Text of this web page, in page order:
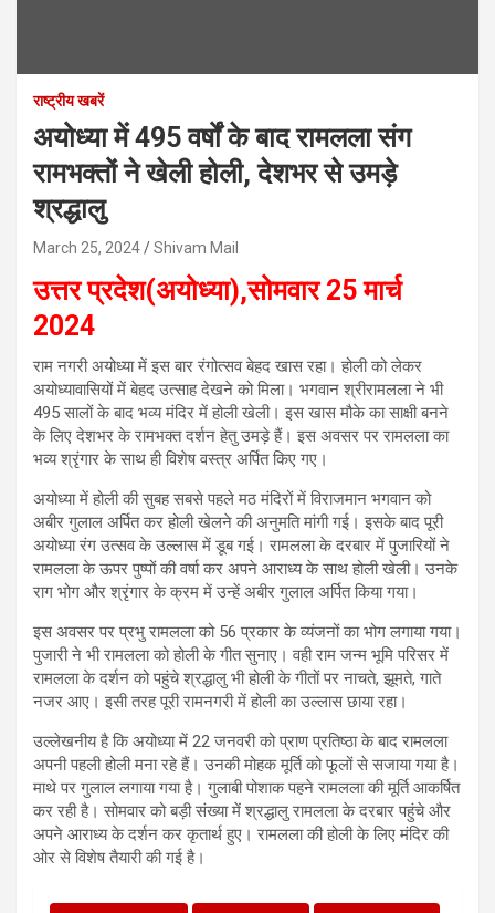
राष्ट्रीय खबरें
अयोध्या में 495 वर्षों के बाद रामलला संग
रामभक्तों ने खेली होली, देशभर से उमड़े
श्रद्धालु
March 25, 2024 Shivam Mail
उत्तर प्रदेश(अयोध्या),सोमवार 25 मार्च
2024
राम नगरी अयोध्या में इस बार रंगोत्सव बेहद खास रहा। होली को लेकर
अयोध्यावासियों में बेहद उत्साह देखने को मिला। भगवान श्रीरामलला ने भी
495 सालों के बाद भव्य मंदिर में होली खेली। इस खास मौके का साक्षी बनने
के लिए देशभर के रामभक्त दर्शन हेतु उमड़े हैं। इस अवसर पर रामलला का
भव्य श्रृंगार के साथ ही विशेष वस्त्र अर्पित किए गए।
अयोध्या में होली की सुबह सबसे पहले मठ मंदिरों में विराजमान भगवान को
अबीर गुलाल अर्पित कर होली खेलने की अनुमति मांगी गई। इसके बाद पूरी
अयोध्या रंग उत्सव के उल्लास में डूब गई। रामलला के दरबार में पुजारियों ने
रामलला के ऊपर पुष्पों की वर्षा कर अपने आराध्य के साथ होली खेली। उनके
राग भोग और श्रृंगार के क्रम में उन्हें अबीर गुलाल अर्पित किया गया।
इस अवसर पर प्रभु रामलला को 56 प्रकार के व्यंजनों का भोग लगाया गया।
पुजारी ने भी रामलला को होली के गीत सुनाए। वही राम जन्म भूमि परिसर में
रामलला के दर्शन को पहुंचे श्रद्धालु भी होली के गीतों पर नाचते, झूमते, गाते
नजर आए। इसी तरह पूरी रामनगरी में होली का उल्लास छाया रहा।
उल्लेखनीय है कि अयोध्या में 22 जनवरी को प्राण प्रतिष्ठा के बाद रामलला
अपनी पहली होली मना रहे हैं। उनकी मोहक मूर्ति को फूलों से सजाया गया है।
माथे पर गुलाल लगाया गया है। गुलाबी पोशाक पहने रामलला की मूर्ति आकर्षित
कर रही है। सोमवार को बड़ी संख्या में श्रद्धालु रामलला के दरबार पहुंचे और
अपने आराध्य के दर्शन कर कृतार्थ हुए। रामलला की होली के लिए मंदिर की
ओर से विशेष तैयारी की गई है।